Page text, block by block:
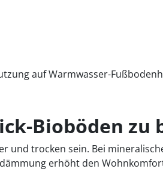
auf Warmwasser-
Bioböden zu
und trocken sein. Bei
erhöht den